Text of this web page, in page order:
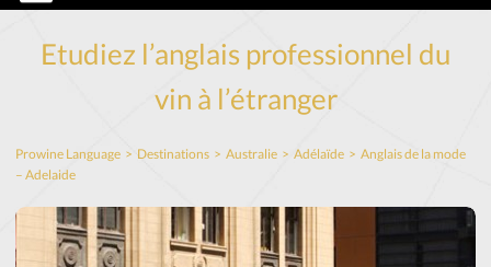
Etudiez l’anglais professionnel du
vin à l’étranger
Prowine Language > Destinations >Australie >Adélaïde >Anglais de la mode
– Adelaide